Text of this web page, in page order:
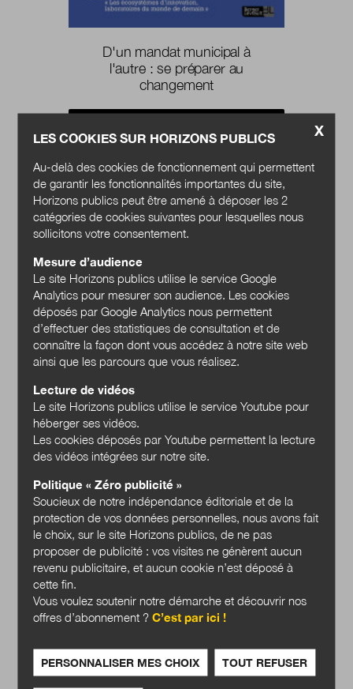
D'un mandat municipal à
l'autre : se préparer au
changement
L’entrepreneuriat
coopératif, un nouveau
souffle pour le
développement des
territoires?
Acheter
X
LES COOKIES SUR HORIZONS PUBLICS
Au-delà des cookies de fonctionnement qui permettent
de garantir les fonctionnalités importantes du site,
Horizons publics peut être amené à déposer les 2
catégories de cookies suivantes pour lesquelles nous
sollicitons votre consentement.
Mesure d’audience
Le site Horizons publics utilise le service Google
Analytics pour mesurer son audience. Les cookies
déposés par Google Analytics nous permettent
d’effectuer des statistiques de consultation et de
connaître la façon dont vous accédez à notre site web
ainsi que les parcours que vous réalisez.
Lecture de vidéos
Le site Horizons publics utilise le service Youtube pour
héberger ses vidéos.
Les cookies déposés par Youtube permettent la lecture
des vidéos intégrées sur notre site.
Politique « Zéro publicité »
Soucieux de notre indépendance éditoriale et de la
protection de vos données personnelles, nous avons fait
le choix, sur le site Horizons publics, de ne pas
proposer de publicité : vos visites ne génèrent aucun
revenu publicitaire, et aucun cookie n’est déposé à
cette fin.
Vous voulez soutenir notre démarche et découvrir nos
offres d’abonnement ?C’est par ici !
PERSONNALISER MES CHOIX TOUT REFUSER